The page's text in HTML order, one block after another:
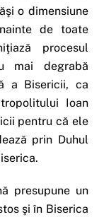
o dimensiune
de toate
procesul
mai degrabă
a Bisericii, ca
Ioan
pentru că ele
prin Duhul
presupune un
şi în Biserica